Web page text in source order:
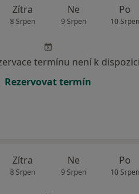
Zítra
8 Srpen
Ne
9 Srpen
Po
10 Srpen
termínu není k dispozici
Rezervovat termín
Zítra
8 Srpen
Ne
9 Srpen
Po
10 Srpen